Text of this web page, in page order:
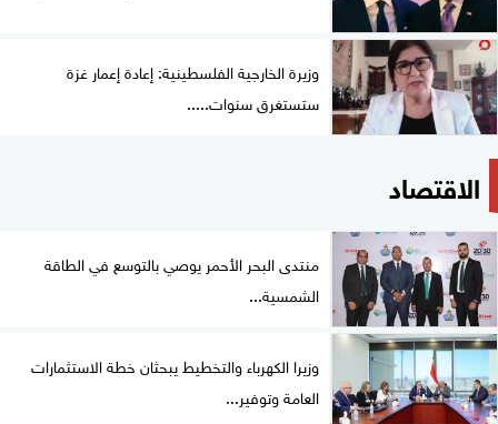
وزيرة الخارجية الفلسطينية: إعادة إعمار غزة
ستستغرق سنوات.....
الاقتصاد
منتدى البحر الأحمر يوصي بالتوسع في الطاقة
الشمسية...
وزيرا الكهرباء والتخطيط يبحثان خطة الاستثمارات
العامة وتوفير...